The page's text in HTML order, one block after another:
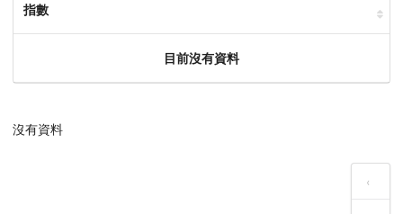
指數
目前沒有資料
沒有資料
‹